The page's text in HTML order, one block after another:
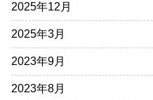
2025年12月
2025年3月
2023年9月
2023年8月